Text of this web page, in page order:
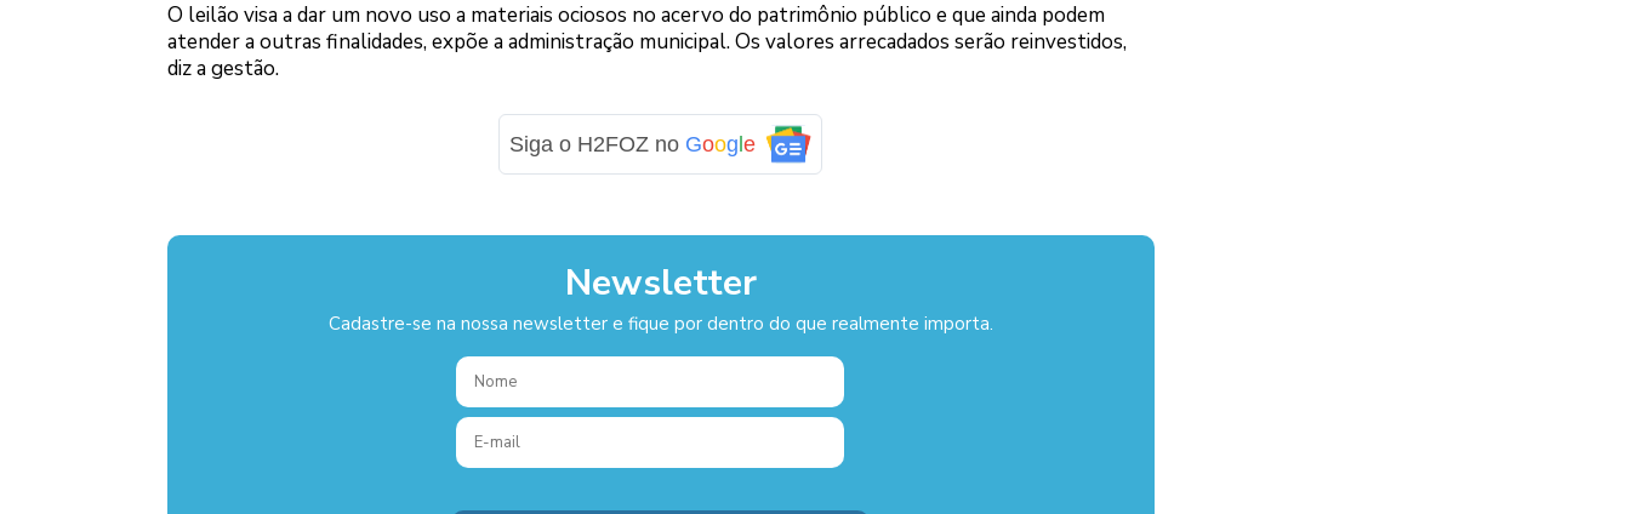
O leilão visa a dar um novo uso a materiais ociosos no acervo do patrimônio público e que ainda podem
atender a outras finalidades, expõe a administração municipal. Os valores arrecadados serão reinvestidos,
diz a gestão.
Siga o H2FOZ no Google
Newsletter
Cadastre-se na nossa newsletter e fique por dentro do que realmente importa.